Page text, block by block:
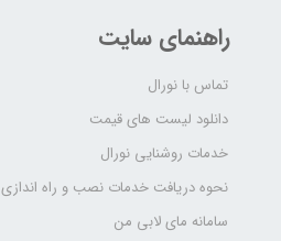
راهنمای سایت
تماس با نورال
دانلود لیست های قیمت
خدمات روشنایی نورال
نحوه دریافت خدمات نصب و راه اندازی
سامانه مای لابی من